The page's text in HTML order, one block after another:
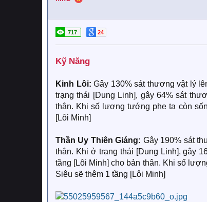
717 24
Kỹ Năng​
Kinh Lôi: Gây 130% sát thương vật lý
trạng thái [Dung Linh], gây 64% sát
thân. Khi số lượng tướng phe ta còn
[Lôi Minh]
Thần Uy Thiên Giáng: Gây 190% sát
thân. Khi ở trạng thái [Dung Linh], gây
tầng [Lôi Minh] cho bản thân. Khi số
Siêu sẽ thêm 1 tầng [Lôi Minh]